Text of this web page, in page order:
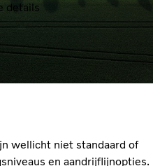
details
wellicht niet standaard of
en aandrijflijnopties.